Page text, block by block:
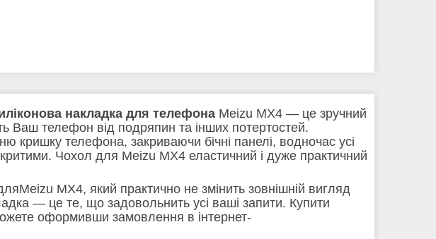
накладка для телефона Meizu MX4 — це зручний
Ваш телефон від подряпин та інших потертостей.
кришку телефона, закриваючи бічні панелі, водночас усі
Чохол для Meizu MX4 еластичний і дуже практичний
MX4, який практично не змінить зовнішній вигляд
— це те, що задовольнить усі ваші запити. Купити
оформивши замовлення в інтернет-